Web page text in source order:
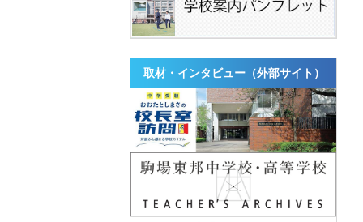
取材・インタビュー（外部サイト）